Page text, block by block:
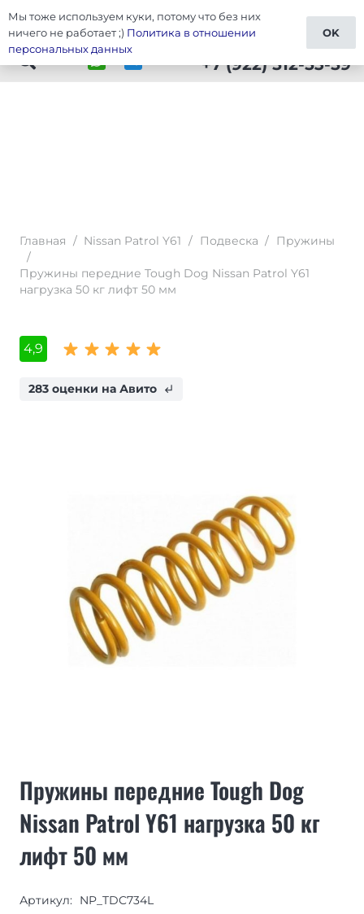
Тюнинг Patrol Y61
+7 (922) 512-53-59
Главная / Nissan Patrol Y61 / Подвеска / Пружины
/
Пружины передние Tough Dog Nissan Patrol Y61
нагрузка 50 кг лифт 50 мм
4,9
283 оценки на Авито subdirectory_arrow_left
Пружины передние Tough Dog
Nissan Patrol Y61 нагрузка 50 кг
лифт 50 мм
Артикул: NP_TDC734L
Мы тоже используем куки, потому что без них
ничего не работает ;) Политика в отношении
персональных данных
OK